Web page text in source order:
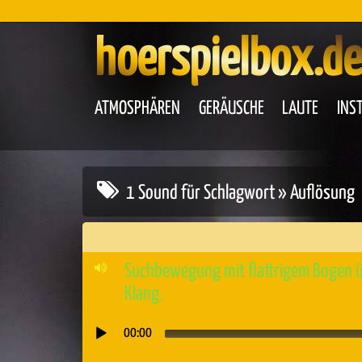
hoerspielbox.de
ATMOSPHÄREN GERÄUSCHE LAUTE
1 Sound für Schlagwort » Auflösung
Suchbewegung mit flattrigem Bogen
Klang.
Audio-
00:00